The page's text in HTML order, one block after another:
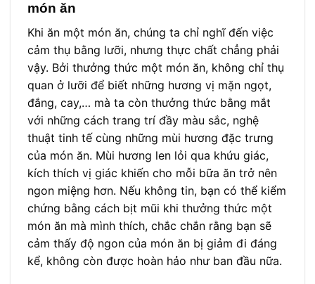
món ăn
Khi ăn một món ăn, chúng ta chỉ nghĩ đến việc
cảm thụ bằng lưỡi, nhưng thực chất chẳng phải
vậy. Bởi thưởng thức một món ăn, không chỉ thụ
quan ở lưỡi để biết những hương vị mặn ngọt,
đắng, cay,… mà ta còn thưởng thức bằng mắt
với những cách trang trí đầy màu sắc, nghệ
thuật tinh tế cùng những mùi hương đặc trưng
của món ăn. Mùi hương len lỏi qua khứu giác,
kích thích vị giác khiến cho mỗi bữa ăn trở nên
ngon miệng hơn. Nếu không tin, bạn có thể kiểm
chứng bằng cách bịt mũi khi thưởng thức một
món ăn mà mình thích, chắc chắn rằng bạn sẽ
cảm thấy độ ngon của món ăn bị giảm đi đáng
kể, không còn được hoàn hảo như ban đầu nữa.